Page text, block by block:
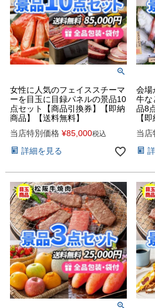
女性に人気のフェイススチーマ
ーを目玉に目録パネルの景品10
点セット【商品引換券】【即納
商品】【送料無料】
当店特別価格 ¥85,000税込
詳細を見る
会場
牛な
品8
【
当店